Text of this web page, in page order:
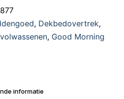
, Dekbedovertrek,
, Good Morning
informatie